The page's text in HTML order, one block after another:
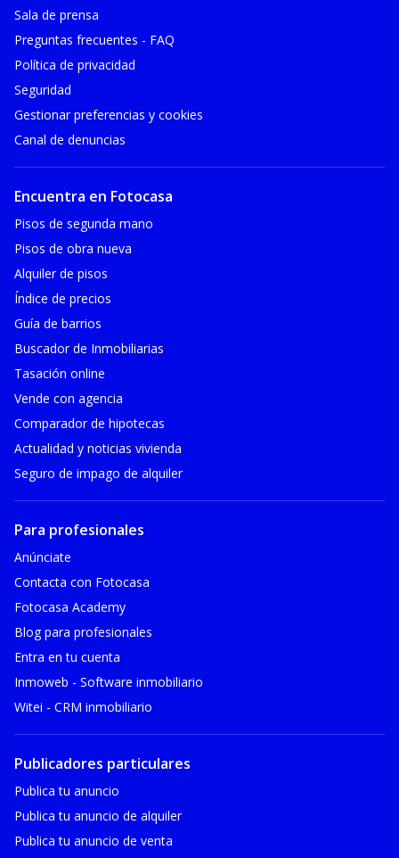
Sala de prensa
Preguntas frecuentes - FAQ
Política de privacidad
Seguridad
Gestionar preferencias y cookies
Canal de denuncias
Encuentra en Fotocasa
Pisos de segunda mano
Pisos de obra nueva
Alquiler de pisos
Índice de precios
Guía de barrios
Buscador de Inmobiliarias
Tasación online
Vende con agencia
Comparador de hipotecas
Actualidad y noticias vivienda
Seguro de impago de alquiler
Para profesionales
Anúnciate
Contacta con Fotocasa
Fotocasa Academy
Blog para profesionales
Entra en tu cuenta
Inmoweb - Software inmobiliario
Witei - CRM inmobiliario
Publicadores particulares
Publica tu anuncio
Publica tu anuncio de alquiler
Publica tu anuncio de venta